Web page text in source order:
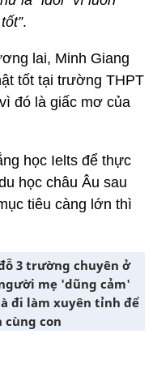
.
lai, Minh Giang
tốt tại trường THPT
đó là giấc mơ của
học Ielts để thực
học châu Âu sau
tiêu càng lớn thì
3 trường chuyên ở
mẹ 'dũng cảm'
đi làm xuyên tỉnh để
cùng con